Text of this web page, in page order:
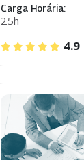
Carga Horária:
25h
4.9